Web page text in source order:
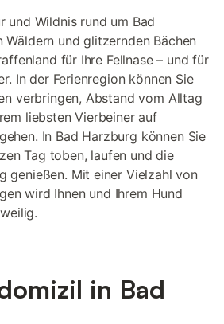
und Wildnis rund um Bad
und glitzernden Bächen
für Ihre Fellnase – und für
In der Ferienregion können Sie
verbringen, Abstand vom Alltag
liebsten Vierbeiner auf
In Bad Harzburg können Sie
Tag toben, laufen und die
genießen. Mit einer Vielzahl von
wird Ihnen und Ihrem Hund
in Bad